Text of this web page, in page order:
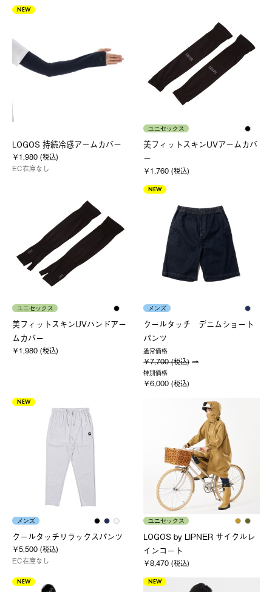
NEW
LOGOS 持続冷感アームカバー
￥1,980 (税込)
EC在庫なし
ユニセックス
美フィットスキンUVアームカバ
ー
￥1,760 (税込)
ユニセックス
美フィットスキンUVハンドアー
ムカバー
￥1,980 (税込)
NEW
メンズ
クールタッチ デニムショート
パンツ
通常価格
￥7,700 (税込)
特別価格
￥6,000 (税込)
NEW
メンズ
クールタッチリラックスパンツ
￥5,500 (税込)
EC在庫なし
ユニセックス
LOGOS by LIPNER サイクルレ
インコート
￥8,470 (税込)
NEW NEW